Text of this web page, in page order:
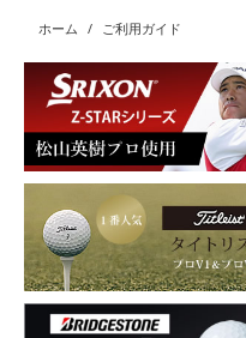
ホーム / ご利用ガイド